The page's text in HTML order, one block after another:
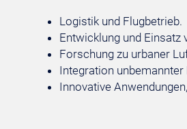
Logistik und Flugbetrieb.
Entwicklung und Einsatz
Forschung zu urbaner
Integration
Innovative